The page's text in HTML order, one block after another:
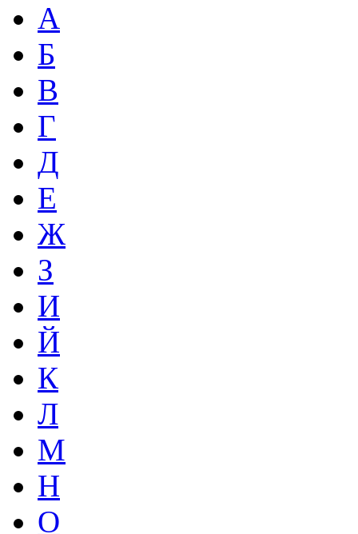
А
Б
В
Г
Д
Е
Ж
З
И
Й
К
Л
М
Н
О